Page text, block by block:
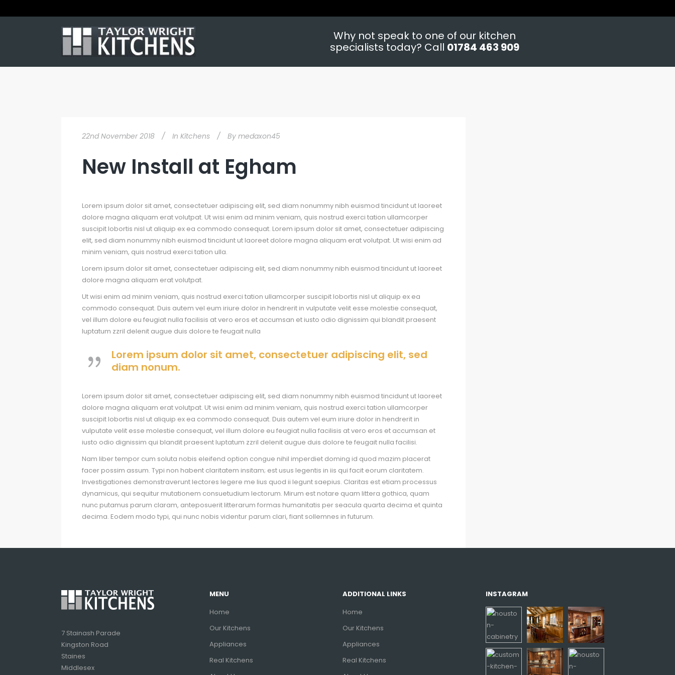
Why not speak to one of our kitchen
specialists today? Call 01784 463 909
22nd November 2018 In Kitchens By medaxon45
New Install at Egham
Lorem ipsum dolor sit amet, consectetuer adipiscing elit, sed diam nonummy nibh euismod tincidunt ut laoreet
dolore magna aliquam erat volutpat. Ut wisi enim ad minim veniam, quis nostrud exerci tation ullamcorper
suscipit lobortis nisl ut aliquip ex ea commodo consequat. Lorem ipsum dolor sit amet, consectetuer adipiscing
elit, sed diam nonummy nibh euismod tincidunt ut laoreet dolore magna aliquam erat volutpat. Ut wisi enim ad
minim veniam, quis nostrud exerci tation ulla.
Lorem ipsum dolor sit amet, consectetuer adipiscing elit, sed diam nonummy nibh euismod tincidunt ut laoreet
dolore magna aliquam erat volutpat.
Ut wisi enim ad minim veniam, quis nostrud exerci tation ullamcorper suscipit lobortis nisl ut aliquip ex ea
commodo consequat. Duis autem vel eum iriure dolor in hendrerit in vulputate velit esse molestie consequat,
vel illum dolore eu feugiat nulla facilisis at vero eros et accumsan et iusto odio dignissim qui blandit praesent
luptatum zzril delenit augue duis dolore te feugait nulla
Lorem ipsum dolor sit amet, consectetuer adipiscing elit, sed
diam nonum.
Lorem ipsum dolor sit amet, consectetuer adipiscing elit, sed diam nonummy nibh euismod tincidunt ut laoreet
dolore magna aliquam erat volutpat. Ut wisi enim ad minim veniam, quis nostrud exerci tation ullamcorper
suscipit lobortis nisl ut aliquip ex ea commodo consequat. Duis autem vel eum iriure dolor in hendrerit in
vulputate velit esse molestie consequat, vel illum dolore eu feugiat nulla facilisis at vero eros et accumsan et
iusto odio dignissim qui blandit praesent luptatum zzril delenit augue duis dolore te feugait nulla facilisi.
Nam liber tempor cum soluta nobis eleifend option congue nihil imperdiet doming id quod mazim placerat
facer possim assum. Typi non habent claritatem insitam; est usus legentis in iis qui facit eorum claritatem.
Investigationes demonstraverunt lectores legere me lius quod ii legunt saepius. Claritas est etiam processus
dynamicus, qui sequitur mutationem consuetudium lectorum. Mirum est notare quam littera gothica, quam
nunc putamus parum claram, anteposuerit litterarum formas humanitatis per seacula quarta decima et quinta
decima. Eodem modo typi, qui nunc nobis videntur parum clari, fiant sollemnes in futurum.
7 Stainash Parade
Kingston Road
Staines
Middlesex
MENU
Home
Our Kitchens
Appliances
Real Kitchens
ADDITIONAL LINKS
Home
Our Kitchens
Appliances
Real Kitchens
INSTAGRAM